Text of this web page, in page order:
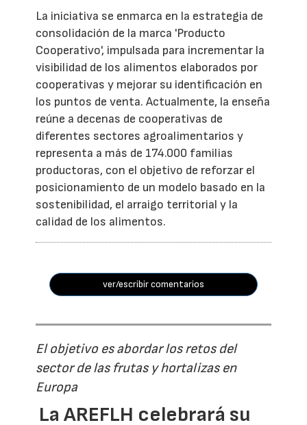
La iniciativa se enmarca en la estrategia de
consolidación de la marca 'Producto
Cooperativo', impulsada para incrementar la
visibilidad de los alimentos elaborados por
cooperativas y mejorar su identificación en
los puntos de venta. Actualmente, la enseña
reúne a decenas de cooperativas de
diferentes sectores agroalimentarios y
representa a más de 174.000 familias
productoras, con el objetivo de reforzar el
posicionamiento de un modelo basado en la
sostenibilidad, el arraigo territorial y la
calidad de los alimentos.
ver/escribir comentarios
El objetivo es abordar los retos del
sector de las frutas y hortalizas en
Europa
La AREFLH celebrará su